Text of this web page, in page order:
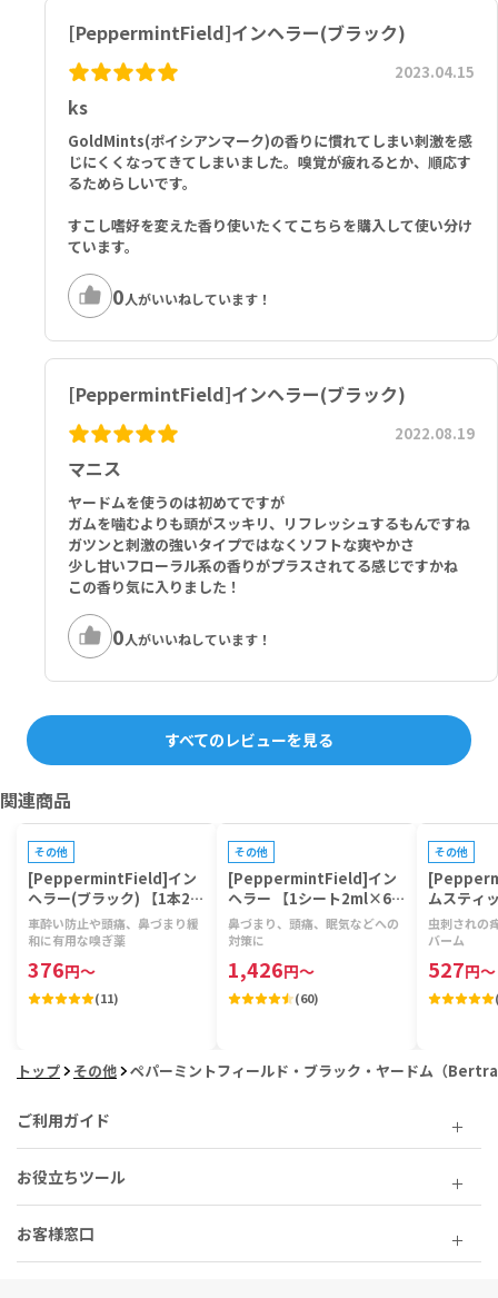
[PeppermintField]インヘラー(ブラック)
ks
2023.04.15
GoldMints(ポイシアンマーク)の香りに慣れてしまい刺激を感
じにくくなってきてしまいました。嗅覚が疲れるとか、順応す
るためらしいです。
すこし嗜好を変えた香り使いたくてこちらを購入して使い分け
ています。
0人がいいねしています！
[PeppermintField]インヘラー(ブラック)
マニス
2022.08.19
ヤードムを使うのは初めてですが
ガムを噛むよりも頭がスッキリ、リフレッシュするもんですね
ガツンと刺激の強いタイプではなくソフトな爽やかさ
少し甘いフローラル系の香りがプラスされてる感じですかね
この香り気に入りました！
0人がいいねしています！
すべてのレビューを見る
関連商品
その他
[PeppermintField]イン
ヘラー(ブラック) 【1本2m
l】
車酔い防止や頭痛、鼻づまり緩
和に有用な嗅ぎ薬
376円～
(11)
その他
[PeppermintField]イン
ヘラー 【1シート2ml×6
本】
鼻づまり、頭痛、眠気などへの
対策に
1,426円～
(60)
その他
ムスティ
虫刺されの
バーム
527円～
トップ その他 ペパーミントフィールド・ブラック・ヤードム（
ご利用ガイド
お役立ちツール
お客様窓口